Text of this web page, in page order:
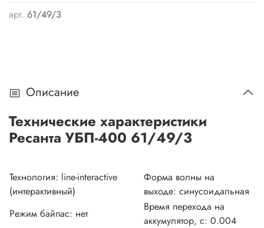
арт. 61/49/3
Описание
Технические характеристики
Ресанта УБП-400 61/49/3
Технология: line-interactive
(интерактивный)
Форма волны на
выходе: синусоидальная
Режим байпас: нет
Время перехода на
аккумулятор, с: 0.004